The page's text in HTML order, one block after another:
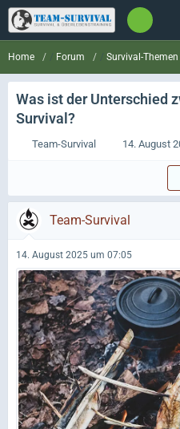
Home Forum Survival-
Was ist der Unterschied
Survival?
Team-Survival 14. August
Team-Survival
14. August 2025 um 07:05